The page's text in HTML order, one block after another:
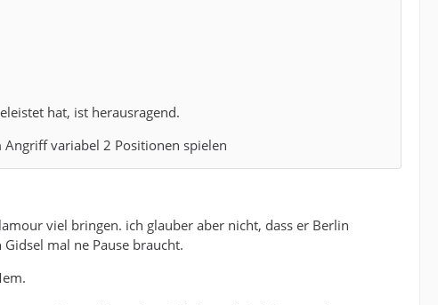
hat, ist herausragend.
variabel 2 Positionen spielen
viel bringen. ich glauber aber nicht, dass er Berlin
mal ne Pause braucht.